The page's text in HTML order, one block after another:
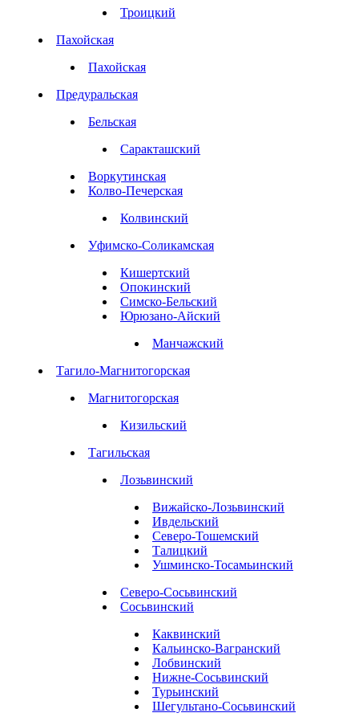
Троицкий
Пахойская
Пахойская
Предуральская
Бельская
Саракташский
Воркутинская
Колво-Печерская
Колвинский
Уфимско-Соликамская
Кишертский
Опокинский
Симско-Бельский
Юрюзано-Айский
Манчажский
Тагило-Магнитогорская
Магнитогорская
Кизильский
Тагильская
Лозьвинский
Вижайско-Лозьвинский
Ивдельский
Северо-Тошемский
Талицкий
Ушминско-Тосамьинский
Северо-Сосьвинский
Сосьвинский
Каквинский
Кальинско-Вагранский
Лобвинский
Нижне-Сосьвинский
Турьинский
Шегультано-Сосьвинский